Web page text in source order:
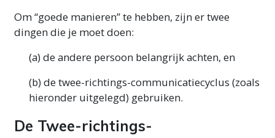
Om “goede manieren” te hebben, zijn er twee
dingen die je moet doen:
(a) de andere persoon belangrijk achten, en
(b) de twee-richtings-communicatiecyclus (zoals
hieronder uitgelegd) gebruiken.
De Twee-richtings-